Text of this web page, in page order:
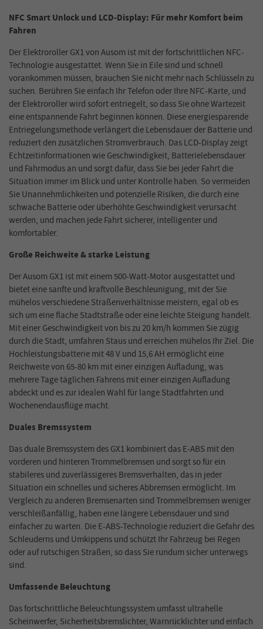
NFC Smart Unlock und LCD-Display: Für mehr Komfort beim
Fahren
Der Elektroroller GX1 von Ausom ist mit der fortschrittlichen NFC-
Technologie ausgestattet. Wenn Sie in Eile sind und schnell
vorankommen müssen, brauchen Sie nicht mehr nach Schlüsseln zu
suchen. Berühren Sie einfach Ihr Telefon oder Ihre NFC-Karte, und
der Elektroroller wird sofort entriegelt, so dass Sie ohne Wartezeit
eine entspannende Fahrt beginnen können. Diese energiesparende
Entriegelungsmethode verlängert die Lebensdauer der Batterie und
reduziert den zusätzlichen Stromverbrauch. Das LCD-Display zeigt
Echtzeitinformationen wie Geschwindigkeit, Batterielebensdauer
und Fahrmodus an und sorgt dafür, dass Sie bei jeder Fahrt die
Situation immer im Blick und unter Kontrolle haben. So vermeiden
Sie Unannehmlichkeiten und potenzielle Risiken, die durch eine
schwache Batterie oder überhöhte Geschwindigkeit verursacht
werden, und machen jede Fahrt sicherer, intelligenter und
komfortabler.
Große Reichweite & starke Leistung
Der Ausom GX1 ist mit einem 500-Watt-Motor ausgestattet und
bietet eine sanfte und kraftvolle Beschleunigung, mit der Sie
mühelos verschiedene Straßenverhältnisse meistern, egal ob es
sich um eine flache Stadtstraße oder eine leichte Steigung handelt.
Mit einer Geschwindigkeit von bis zu 20 km/h kommen Sie zügig
durch die Stadt, umfahren Staus und erreichen mühelos Ihr Ziel. Die
Hochleistungsbatterie mit 48 V und 15,6 AH ermöglicht eine
Reichweite von 65-80 km mit einer einzigen Aufladung, was
mehrere Tage täglichen Fahrens mit einer einzigen Aufladung
abdeckt und es zur idealen Wahl für lange Stadtfahrten und
Wochenendausflüge macht.
Duales Bremssystem
Das duale Bremssystem des GX1 kombiniert das E-ABS mit den
vorderen und hinteren Trommelbremsen und sorgt so für ein
stabileres und zuverlässigeres Bremsverhalten, das in jeder
Situation ein schnelles und sicheres Abbremsen ermöglicht. Im
Vergleich zu anderen Bremsenarten sind Trommelbremsen weniger
verschleißanfällig, haben eine längere Lebensdauer und sind
einfacher zu warten. Die E-ABS-Technologie reduziert die Gefahr des
Schleuderns und Umkippens und schützt Ihr Fahrzeug bei Regen
oder auf rutschigen Straßen, so dass Sie rundum sicher unterwegs
sind.
Umfassende Beleuchtung
Das fortschrittliche Beleuchtungssystem umfasst ultrahelle
Scheinwerfer, Sicherheitsbremslichter, Warnrücklichter und einfach